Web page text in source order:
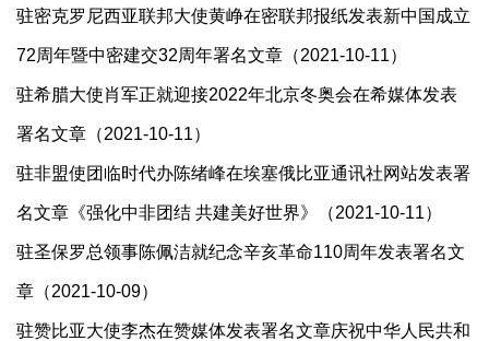
驻密克罗尼西亚联邦大使黄峥在密联邦报纸发表新中国成立
72周年暨中密建交32周年署名文章（2021-10-11）
驻希腊大使肖军正就迎接2022年北京冬奥会在希媒体发表
署名文章（2021-10-11）
驻非盟使团临时代办陈绪峰在埃塞俄比亚通讯社网站发表署
名文章《强化中非团结 共建美好世界》（2021-10-11）
驻圣保罗总领事陈佩洁就纪念辛亥革命110周年发表署名文
章（2021-10-09）
驻赞比亚大使李杰在赞媒体发表署名文章庆祝中华人民共和